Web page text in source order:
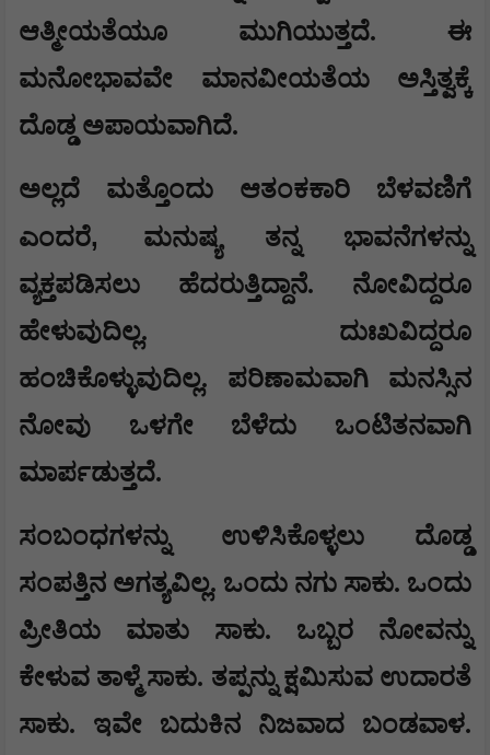
ಆತ್ಮೀಯತೆಯೂ ಮುಗಿಯುತ್ತದೆ. ಈ
ಮನೋಭಾವವೇ ಮಾನವೀಯತೆಯ ಅಸ್ತಿತ್ವಕ್ಕೆ
ದೊಡ್ಡ ಅಪಾಯವಾಗಿದೆ.
ಅಲ್ಲದೆ ಮತ್ತೊಂದು ಆತಂಕಕಾರಿ ಬೆಳವಣಿಗೆ
ಎಂದರೆ, ಮನುಷ್ಯ ತನ್ನ ಭಾವನೆಗಳನ್ನು
ವ್ಯಕ್ತಪಡಿಸಲು ಹೆದರುತ್ತಿದ್ದಾನೆ. ನೋವಿದ್ದರೂ
ಹೇಳುವುದಿಲ್ಲ. ದುಃಖವಿದ್ದರೂ
ಹಂಚಿಕೊಳ್ಳುವುದಿಲ್ಲ. ಪರಿಣಾಮವಾಗಿ ಮನಸ್ಸಿನ
ನೋವು ಒಳಗೇ ಬೆಳೆದು ಒಂಟಿತನವಾಗಿ
ಮಾರ್ಪಡುತ್ತದೆ.
ಸಂಬಂಧಗಳನ್ನು ಉಳಿಸಿಕೊಳ್ಳಲು ದೊಡ್ಡ
ಸಂಪತ್ತಿನ ಅಗತ್ಯವಿಲ್ಲ. ಒಂದು ನಗು ಸಾಕು. ಒಂದು
ಪ್ರೀತಿಯ ಮಾತು ಸಾಕು. ಒಬ್ಬರ ನೋವನ್ನು
ಕೇಳುವ ತಾಳ್ಮೆ ಸಾಕು. ತಪ್ಪನ್ನು ಕ್ಷಮಿಸುವ ಉದಾರತೆ
ಸಾಕು. ಇವೇ ಬದುಕಿನ ನಿಜವಾದ ಬಂಡವಾಳ.